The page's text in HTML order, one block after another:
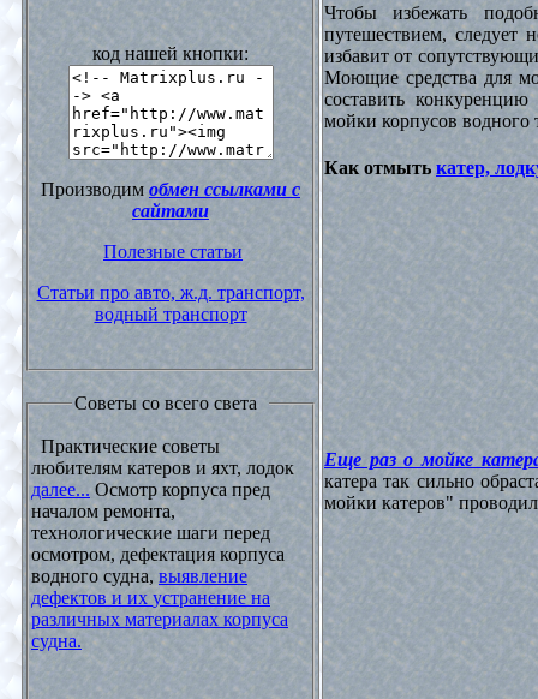
код нашей кнопки:
Производим обмен ссылками с
сайтами
Полезные статьи
Статьи про авто, ж.д. транспорт,
водный транспорт
Советы со всего света
Практические советы
любителям катеров и яхт, лодок
далее... Осмотр корпуса пред
началом ремонта,
технологические шаги перед
осмотром, дефектация корпуса
водного судна, выявление
дефектов и их устранение на
различных материалах корпуса
судна.
Чтобы избежать
путешествием, следует
избавит от
Моющие средства для
составить
мойки корпусов водного
Как отмыть катер,
Еще раз о мойке
катера так сильно
мойки катеров"